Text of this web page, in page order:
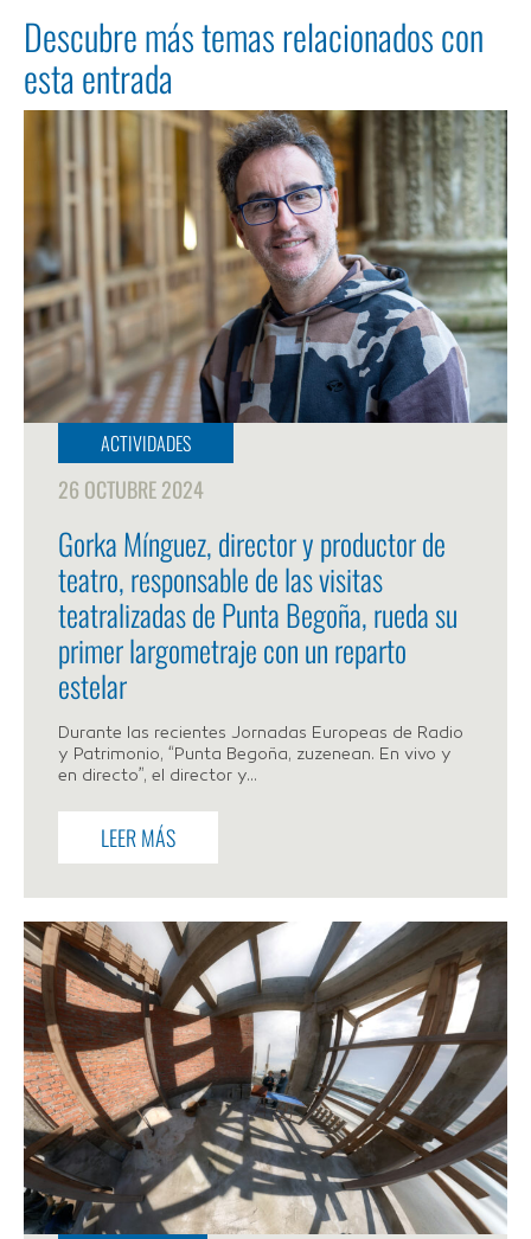
Descubre más temas relacionados con
esta entrada
ACTIVIDADES
26 OCTUBRE 2024
Gorka Mínguez, director y productor de
teatro, responsable de las visitas
teatralizadas de Punta Begoña, rueda su
primer largometraje con un reparto
estelar
Durante las recientes Jornadas Europeas de Radio
y Patrimonio, “Punta Begoña, zuzenean. En vivo y
en directo”, el director y...
LEER MÁS